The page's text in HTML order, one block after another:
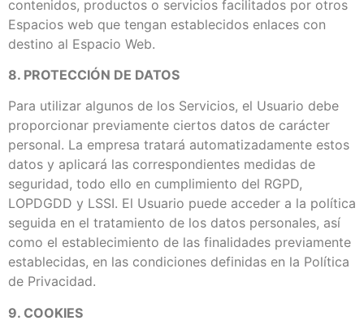
contenidos, productos o servicios facilitados por otros
Espacios web que tengan establecidos enlaces con
destino al Espacio Web.
8. PROTECCIÓN DE DATOS
Para utilizar algunos de los Servicios, el Usuario debe
proporcionar previamente ciertos datos de carácter
personal. La empresa tratará automatizadamente estos
datos y aplicará las correspondientes medidas de
seguridad, todo ello en cumplimiento del RGPD,
LOPDGDD y LSSI. El Usuario puede acceder a la política
seguida en el tratamiento de los datos personales, así
como el establecimiento de las finalidades previamente
establecidas, en las condiciones definidas en la Política
de Privacidad.
9. COOKIES